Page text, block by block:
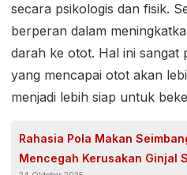
secara psikologis dan fisik.
berperan dalam
darah ke otot. Hal ini sangat
yang mencapai otot akan
menjadi lebih siap untuk
Rahasia Pola Makan
Mencegah Kerusakan Ginjal